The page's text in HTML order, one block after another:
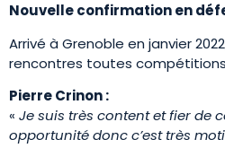
Nouvelle confirmation en
Arrivé à Grenoble en janvier
rencontres toutes
Pierre Crinon :
« Je suis très content et fier de
opportunité donc c’est très